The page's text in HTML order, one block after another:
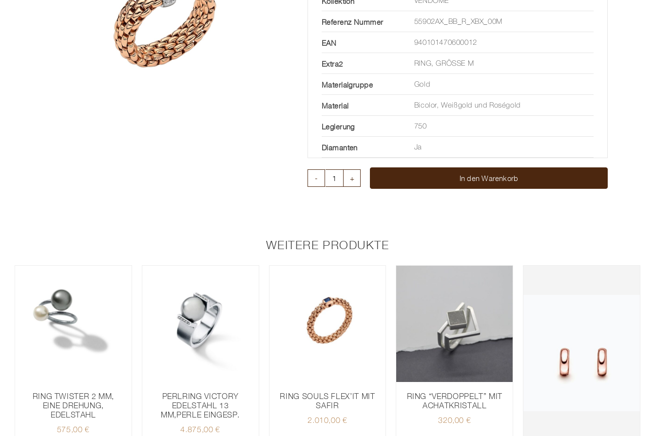
Referenz Nummer 55902AX_BB_R_XBX_00M
EAN 940101470600012
Extra2 RING, GRÖSSE M
Materialgruppe Gold
Material Bicolor, Weißgold und Roségold
Legierung 750
Diamanten Ja
Menge
In den Warenkorb
WEITERE PRODUKTE
RING TWISTER 2 MM,
EINE DREHUNG,
EDELSTAHL
575,00€
PERLRING VICTORY
EDELSTAHL 13
MM,PERLE EINGESP.
4.875,00€
RING SOULS FLEX’IT MIT
SAFIR
2.010,00€
RING “VERDOPPELT” MIT
ACHATKRISTALL
320,00 €